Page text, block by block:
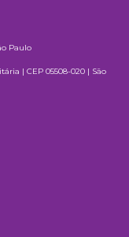
Paulo
| CEP 05508-020 | São